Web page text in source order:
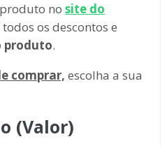
no site do
os descontos e
produto.
comprar, escolha a sua
(Valor)